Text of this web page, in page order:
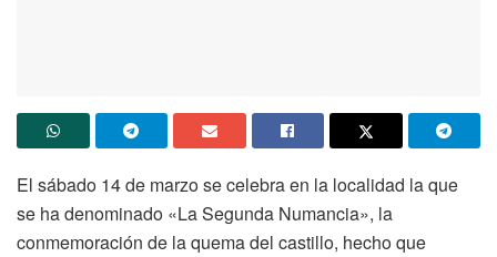
El sábado 14 de marzo se celebra en la localidad la que
se ha denominado «La Segunda Numancia», la
conmemoración de la quema del castillo, hecho que